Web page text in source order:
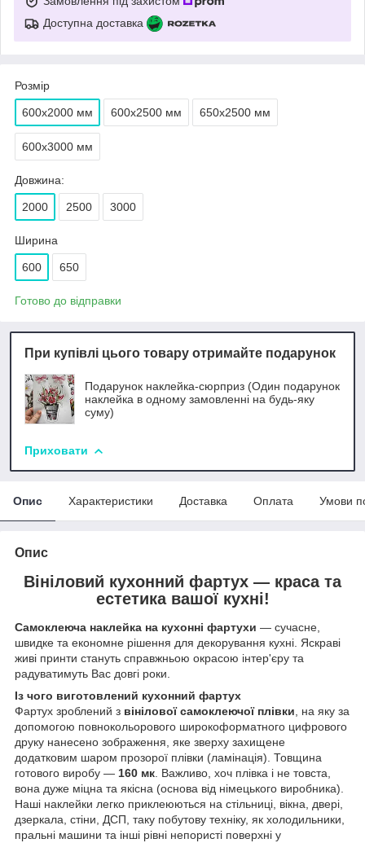
Доступна доставка
Розмір
600х2000 мм 600х2500 мм 650х2500 мм
600х3000 мм
Довжина:
2000 2500 3000
Ширина
600 650
Готово до відправки
При купівлі цього товару отримайте подарунок
Подарунок наклейка-сюрприз (Один подарунок
наклейка в одному замовленні на будь-яку
суму)
Приховати
Опис Характеристики Доставка Оплата Умови
Опис
Вініловий кухонний фартух — краса та
естетика вашої кухні!
Самоклеюча наклейка на кухонні фартухи — сучасне,
швидке та економне рішення для декорування кухні. Яскраві
живі принти стануть справжньою окрасою інтер'єру та
радуватимуть Вас довгі роки.
Із чого виготовлений кухонний фартух
Фартух зроблений з вінілової самоклеючої плівки, на яку за
допомогою повнокольорового широкоформатного цифрового
друку нанесено зображення, яке зверху захищене
додатковим шаром прозорої плівки (ламінація). Товщина
готового виробу — 160 мк. Важливо, хоч плівка і не товста,
вона дуже міцна та якісна (основа від німецького виробника).
Наші наклейки легко приклеюються на стільниці, вікна, двері,
дзеркала, стіни, ДСП, таку побутову техніку, як холодильники,
пральні машини та інші рівні непористі поверхні у